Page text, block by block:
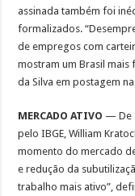
assinada também foi
formalizados.
de empregos com
mostram um Brasil mais
da Silva em postagem
MERCADO ATIVO — De
pelo IBGE, William
momento do mercado
e redução da
trabalho mais ativo”,